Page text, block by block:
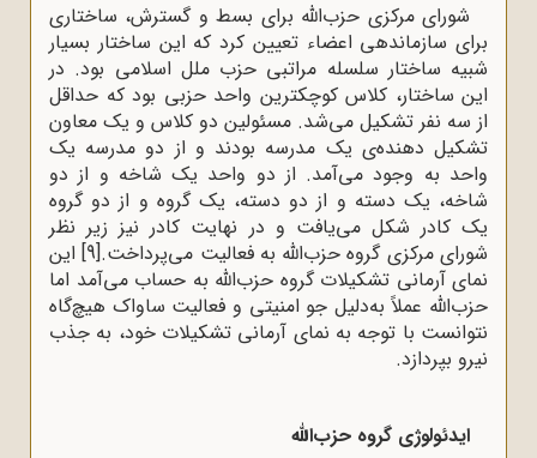
شورای مرکزی حزب‌الله برای بسط و گسترش، ساختاری
برای سازماندهی اعضاء تعیین کرد که این ساختار بسیار
شبیه ساختار سلسله مراتبی حزب ملل اسلامی بود. در
این ساختار، کلاس کوچکترین واحد حزبی بود که حداقل
از سه نفر تشکیل می‌شد. مسئولین دو کلاس و یک معاون
تشکیل دهنده‌ی یک مدرسه بودند و از دو مدرسه یک
واحد به وجود می‌آمد. از دو واحد یک شاخه و از دو
شاخه، یک دسته و از دو دسته، یک گروه و از دو گروه
یک کادر شکل می‌یافت و در نهایت کادر نیز زیر نظر
شورای مرکزی گروه حزب‌الله به فعالیت می‌پرداخت.[9] این
نمای آرمانی تشکیلات گروه حزب‌الله به حساب می‌آمد اما
حزب‌الله عملاً به‌دلیل جو امنیتی و فعالیت ساواک هیچ‌گاه
نتوانست با توجه به نمای آرمانی تشکیلات خود، به جذب
نیرو بپردازد.
ایدئولوژی گروه حزب‌الله